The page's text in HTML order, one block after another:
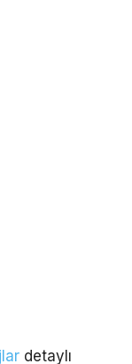
detaylı